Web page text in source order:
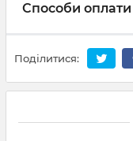
Способи оплати
Поділитися: